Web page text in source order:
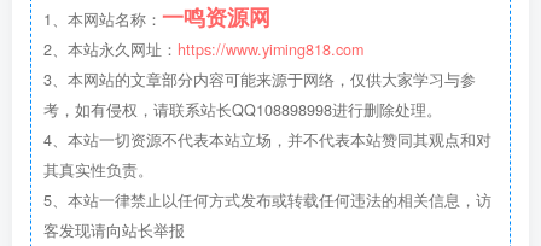
1、本网站名称： 一鸣资源网
2、本站永久网址： https://www.yiming818.com
3、本网站的文章部分内容可能来源于网络，仅供大家学习与参
考，如有侵权，请联系站长QQ108898998进行删除处理。
4、本站一切资源不代表本站立场，并不代表本站赞同其观点和对
其真实性负责。
5、本站一律禁止以任何方式发布或转载任何违法的相关信息，访
客发现请向站长举报